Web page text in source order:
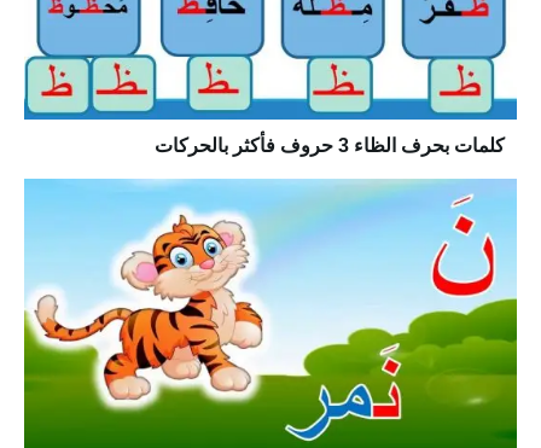
كلمات بحرف الظاء 3 حروف فأكثر بالحركات